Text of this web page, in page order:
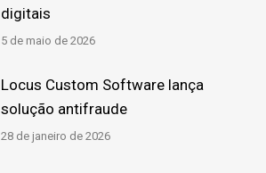
digitais
5 de maio de 2026
Locus Custom Software lança
solução antifraude
28 de janeiro de 2026